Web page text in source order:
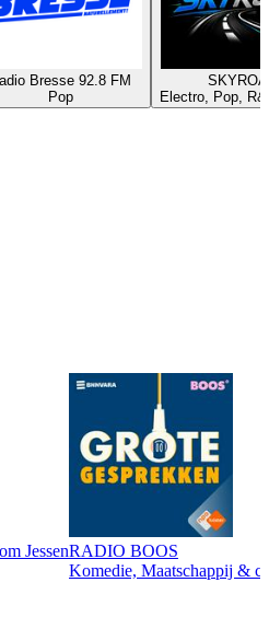
Bresse 92.8 FM
Pop
Electro, Pop,
JessenRADIO BOOS
Komedie, Maatschappij &